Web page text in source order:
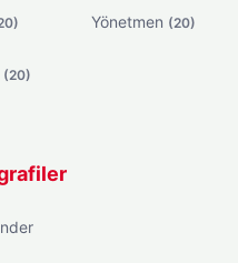
Yönetmen (20)
(20)